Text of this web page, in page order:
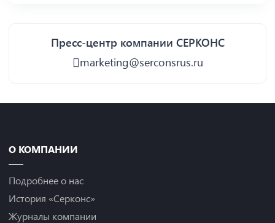
Пресс-центр компании СЕРКОНС
marketing@serconsrus.ru
О КОМПАНИИ
Подробнее о нас
История «Серконс»
Журналы компании